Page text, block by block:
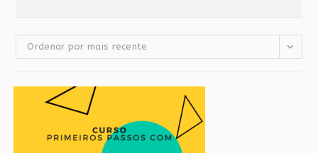
Ordenar por mais recente